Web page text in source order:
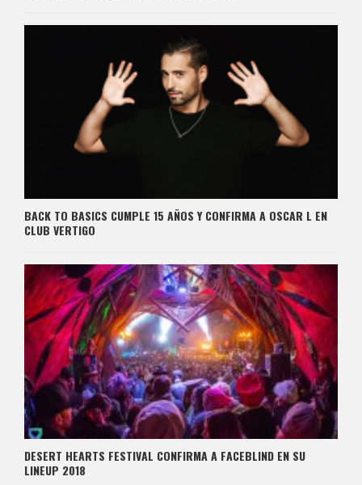
BACK TO BASICS CUMPLE 15 AÑOS Y CONFIRMA A OSCAR L EN
CLUB VERTIGO
DESERT HEARTS FESTIVAL CONFIRMA A FACEBLIND EN SU
LINEUP 2018